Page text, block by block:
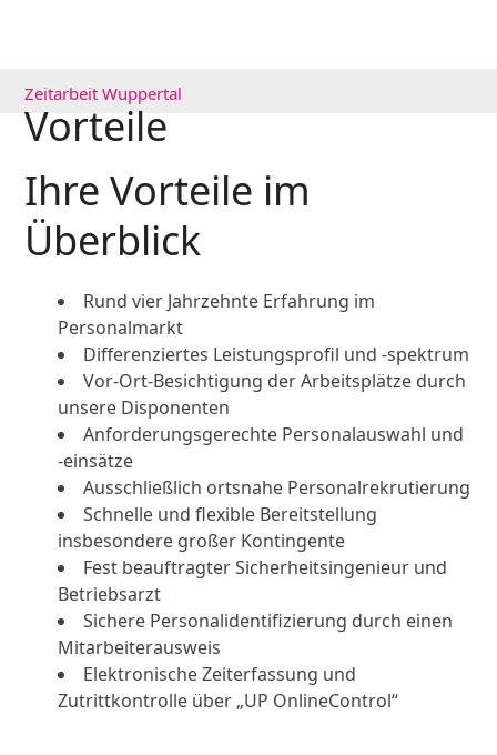
Zeitarbeit Wuppertal
Vorteile
Ihre Vorteile im
Überblick
Rund vier Jahrzehnte Erfahrung im
Personalmarkt
Differenziertes Leistungsprofil und -spektrum
Vor-Ort-Besichtigung der Arbeitsplätze durch
unsere Disponenten
Anforderungsgerechte Personalauswahl und
-einsätze
Ausschließlich ortsnahe Personalrekrutierung
Schnelle und flexible Bereitstellung
insbesondere großer Kontingente
Fest beauftragter Sicherheitsingenieur und
Betriebsarzt
Sichere Personalidentifizierung durch einen
Mitarbeiterausweis
Elektronische Zeiterfassung und
Zutrittkontrolle über „UP OnlineControl“